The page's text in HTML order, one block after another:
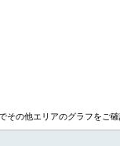
の他エリアのグラフをご確